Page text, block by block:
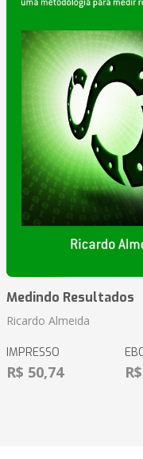
Medindo Resultados
Ricardo Almeida
IMPRESSO
R$ 50,74